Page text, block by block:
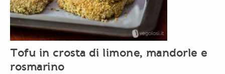
Tofu in crosta di limone, mandorle e
rosmarino